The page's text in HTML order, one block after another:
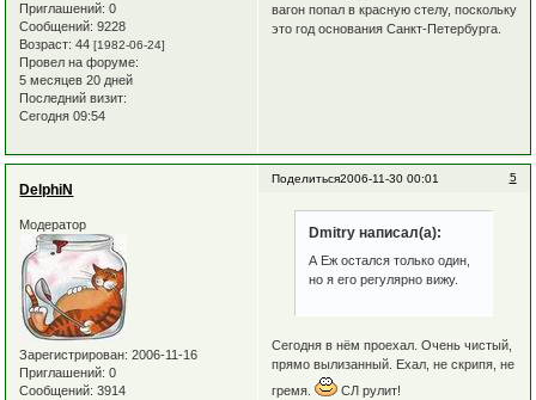
Приглашений: 0
Сообщений: 9228
Возраст: 44[1982-06-24]
Провел на форуме:
5 месяцев 20 дней
Последний визит:
Сегодня 09:54
вагон попал в красную стелу, поскольку
это год основания Санкт-Петербурга.
Поделиться 5
2006-11-30 00:01
DelphiN
Модератор
Зарегистрирован: 2006-11-16
Приглашений: 0
Сообщений: 3914
Dmitry написал(а):
А Еж остался только один,
но я его регулярно вижу.
Сегодня в нём проехал. Очень чистый,
прямо вылизанный. Ехал, не скрипя, не
гремя.
СЛ рулит!